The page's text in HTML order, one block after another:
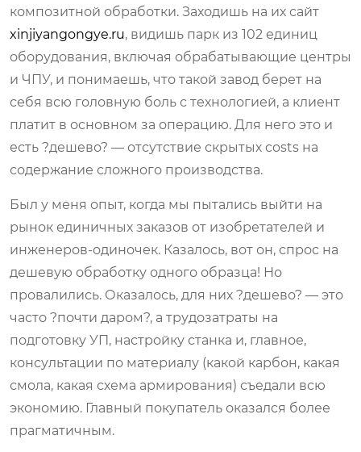
композитной обработки. Заходишь на их сайт
xinjiyangongye.ru, видишь парк из 102 единиц
оборудования, включая обрабатывающие центры
и ЧПУ, и понимаешь, что такой завод берет на
себя всю головную боль с технологией, а клиент
платит в основном за операцию. Для него это и
есть ?дешево? — отсутствие скрытых costs на
содержание сложного производства.
Был у меня опыт, когда мы пытались выйти на
рынок единичных заказов от изобретателей и
инженеров-одиночек. Казалось, вот он, спрос на
дешевую обработку одного образца! Но
провалились. Оказалось, для них ?дешево? — это
часто ?почти даром?, а трудозатраты на
подготовку УП, настройку станка и, главное,
консультации по материалу (какой карбон, какая
смола, какая схема армирования) съедали всю
экономию. Главный покупатель оказался более
прагматичным.